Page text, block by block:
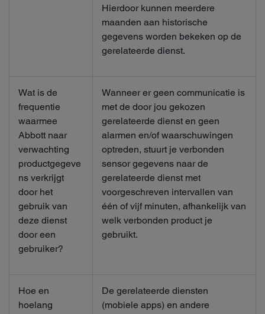
Hierdoor kunnen meerdere
maanden aan historische
gegevens worden bekeken op de
gerelateerde dienst.
Wat is de
frequentie
waarmee
Abbott naar
verwachting
productgegeve
ns verkrijgt
door het
gebruik van
deze dienst
door een
gebruiker?
Wanneer er geen communicatie is
met de door jou gekozen
gerelateerde dienst en geen
alarmen en/of waarschuwingen
optreden, stuurt je verbonden
sensor gegevens naar de
gerelateerde dienst met
voorgeschreven intervallen van
één of vijf minuten, afhankelijk van
welk verbonden product je
gebruikt.
Hoe en
hoelang
De gerelateerde diensten
(mobiele apps) en andere